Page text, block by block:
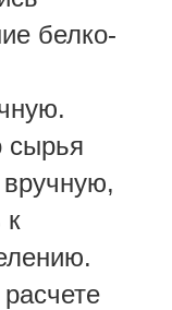
белко-
сырья
к